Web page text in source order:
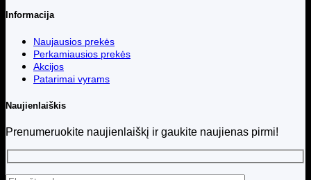
Informacija
Naujausios prekės
Perkamiausios prekės
Akcijos
Patarimai vyrams
Naujienlaiškis
Prenumeruokite naujienlaiškį ir gaukite naujienas pirmi!